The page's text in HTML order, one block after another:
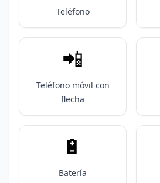
Teléfono
📲
Teléfono móvil con
flecha
🔋
Batería